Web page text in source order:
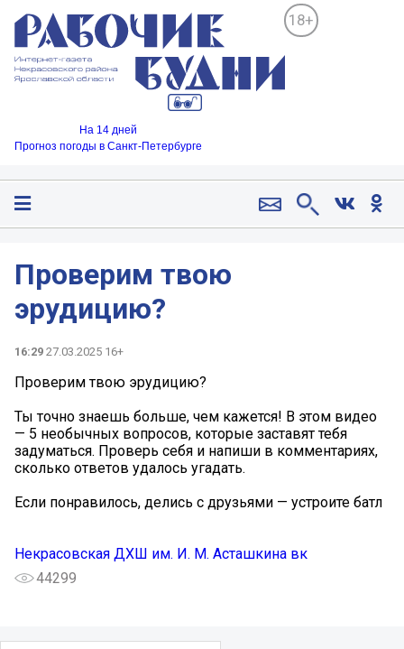
18+
На 14 дней
Прогноз погоды в Санкт-Петербурге
Проверим твою
эрудицию?
16:29 27.03.2025 16+
Проверим твою эрудицию?
Ты точно знаешь больше, чем кажется! В этом видео
— 5 необычных вопросов, которые заставят тебя
задуматься. Проверь себя и напиши в комментариях,
сколько ответов удалось угадать.
Если понравилось, делись с друзьями — устроите батл
Некрасовская ДХШ им. И. М. Асташкина вк
44299